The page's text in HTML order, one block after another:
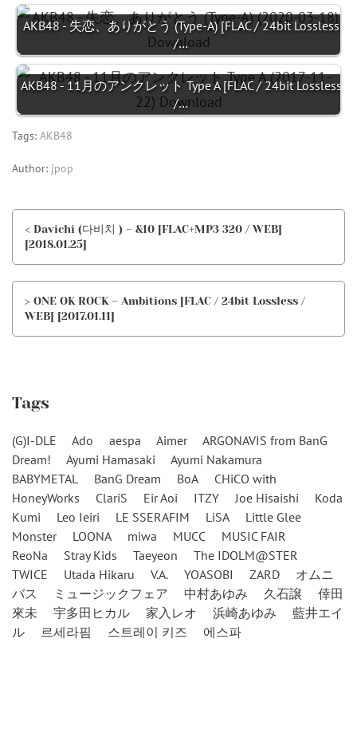
AKB48 - 失恋、ありがとう (Type-A) [FLAC / 24bit Lossless
/…
AKB48 - 11月のアンクレット Type A [FLAC / 24bit Lossless
/…
Tags: AKB48
Author: jpop
< Davichi (다비치 ) – &10 [FLAC+MP3 320 / WEB]
[2018.01.25]
> ONE OK ROCK – Ambitions [FLAC / 24bit Lossless /
WEB] [2017.01.11]
Tags
(G)I-DLE Ado aespa Aimer
ARGONAVIS from BanG
Dream!
Ayumi Hamasaki
Ayumi Nakamura
BABYMETAL
BanG Dream BoA
CHiCO with
HoneyWorks
ClariS Eir Aoi ITZY Joe Hisaishi
Koda
Kumi
Leo Ieiri LE SSERAFIM LiSA
Little Glee
Monster
LOONA miwa MUCC
MUSIC FAIR
ReoNa
Stray Kids Taeyeon
The IDOLM@STER
TWICE
Utada Hikaru V.A. YOASOBI ZARD
オムニ
バス
ミュージックフェア 中村あゆみ 久石譲
倖田
來未
宇多田ヒカル 家入レオ 浜崎あゆみ
藍井エイ
ル
르세라핌 스트레이 키즈 에스파